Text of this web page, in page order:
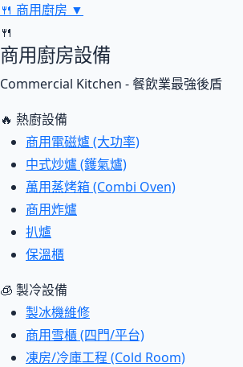
🍴 商用廚房 ▼
🍴
商用廚房設備
Commercial Kitchen - 餐飲業最強後盾
🔥 熱廚設備
商用電磁爐 (大功率)
中式炒爐 (鑊氣爐)
萬用蒸烤箱 (Combi Oven)
商用炸爐
扒爐
保溫櫃
🧊 製冷設備
製冰機維修
商用雪櫃 (四門/平台)
凍房/冷庫工程 (Cold Room)